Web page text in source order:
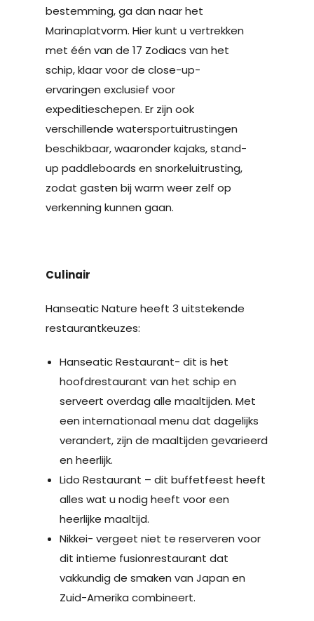
bestemming, ga dan naar het
Marinaplatvorm. Hier kunt u vertrekken
met één van de 17 Zodiacs van het
schip, klaar voor de close-up-
ervaringen exclusief voor
expeditieschepen. Er zijn ook
verschillende watersportuitrustingen
beschikbaar, waaronder kajaks, stand-
up paddleboards en snorkeluitrusting,
zodat gasten bij warm weer zelf op
verkenning kunnen gaan.
Culinair
Hanseatic Nature heeft 3 uitstekende
restaurantkeuzes:
Hanseatic Restaurant- dit is het
hoofdrestaurant van het schip en
serveert overdag alle maaltijden. Met
een internationaal menu dat dagelijks
verandert, zijn de maaltijden gevarieerd
en heerlijk.
Lido Restaurant – dit buffetfeest heeft
alles wat u nodig heeft voor een
heerlijke maaltijd.
Nikkei- vergeet niet te reserveren voor
dit intieme fusionrestaurant dat
vakkundig de smaken van Japan en
Zuid-Amerika combineert.